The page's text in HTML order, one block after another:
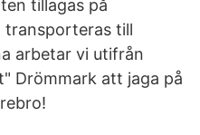
tillagas på
transporteras till
arbetar vi utifrån
Drömmark att jaga på